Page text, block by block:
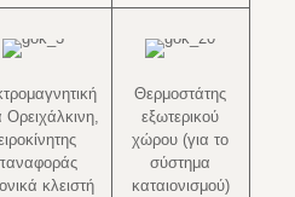
Ορειχάλκινη,
κλειστή
Θερμοστάτης
εξωτερικού
χώρου (για το
σύστημα
καταιονισμού)